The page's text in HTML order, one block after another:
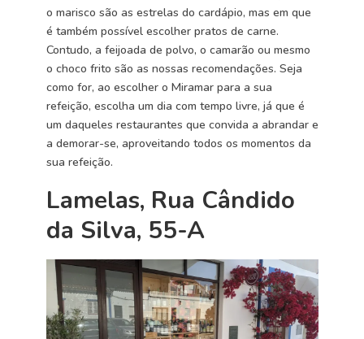
o marisco são as estrelas do cardápio, mas em que
é também possível escolher pratos de carne.
Contudo, a feijoada de polvo, o camarão ou mesmo
o choco frito são as nossas recomendações. Seja
como for, ao escolher o Miramar para a sua
refeição, escolha um dia com tempo livre, já que é
um daqueles restaurantes que convida a abrandar e
a demorar-se, aproveitando todos os momentos da
sua refeição.
Lamelas, Rua Cândido
da Silva, 55-A